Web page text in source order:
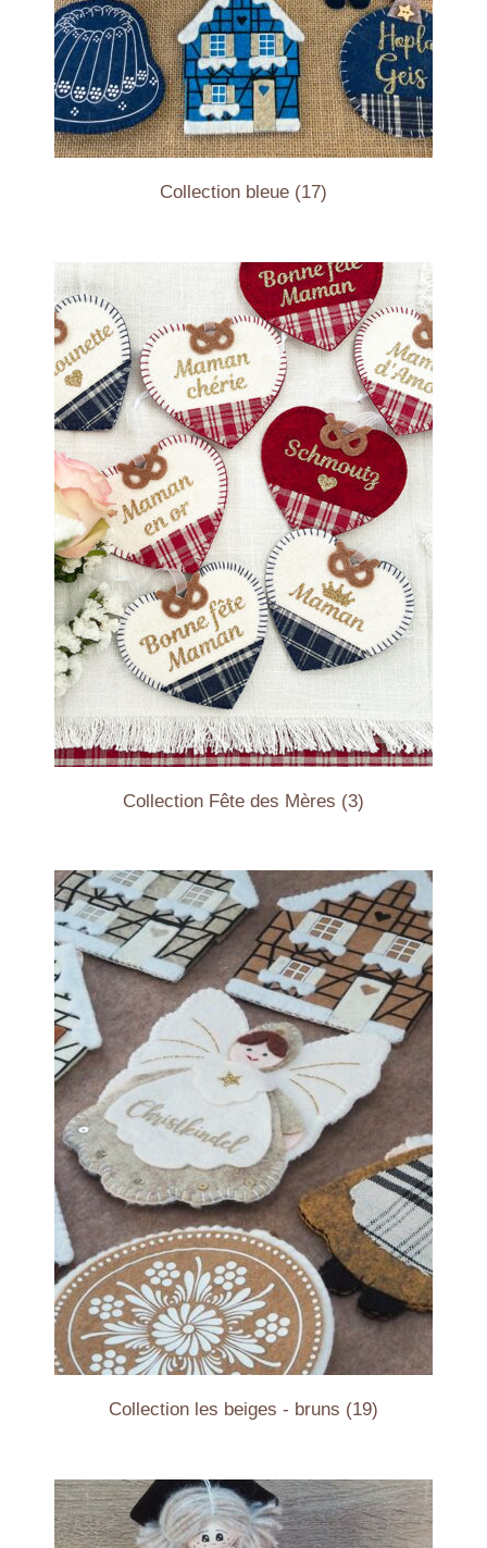
Collection bleue (17)
Collection Fête des Mères (3)
Collection les beiges - bruns (19)